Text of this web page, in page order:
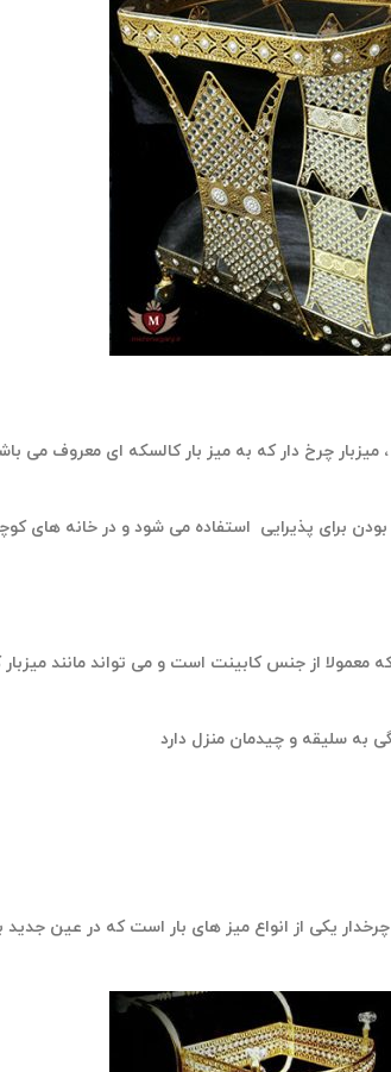
چرخ دار که به میز بار کالسکه ای معروف می
برای پذیرایی استفاده می شود و در خانه های
معمولا از جنس کابینت است و می تواند مانند
یکی از انواع میز های بار است که در عین